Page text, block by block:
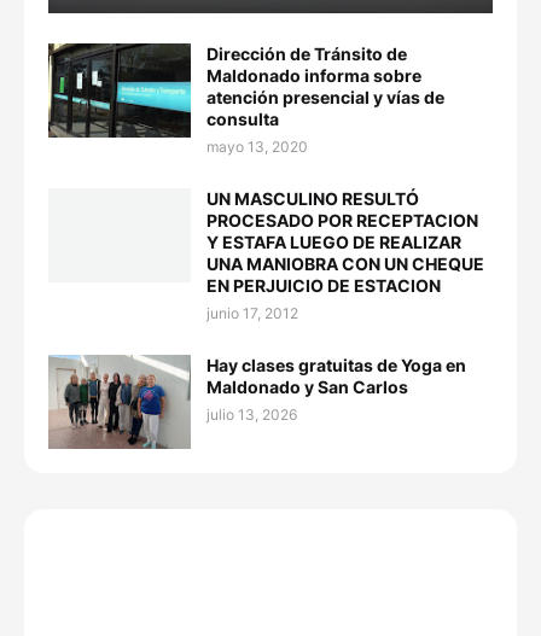
Dirección de Tránsito de
Maldonado informa sobre
atención presencial y vías de
consulta
mayo 13, 2020
UN MASCULINO RESULTÓ
PROCESADO POR RECEPTACION
Y ESTAFA LUEGO DE REALIZAR
UNA MANIOBRA CON UN CHEQUE
EN PERJUICIO DE ESTACION
junio 17, 2012
Hay clases gratuitas de Yoga en
Maldonado y San Carlos
julio 13, 2026